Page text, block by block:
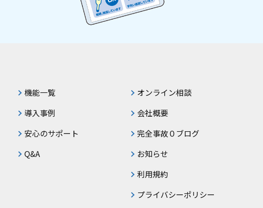
機能一覧
導入事例
安心のサポート
Q&A
オンライン相談
会社概要
完全事故０ブログ
お知らせ
利用規約
プライバシーポリシー